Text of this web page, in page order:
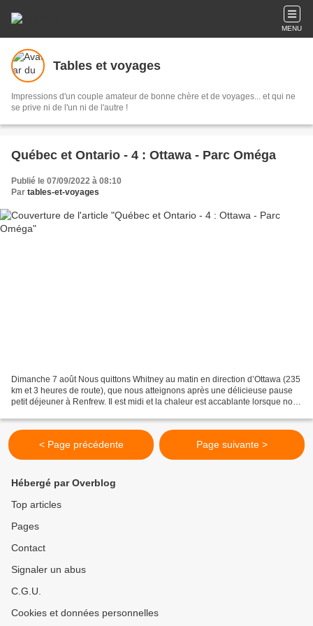
MENU
Tables et voyages
Impressions d'un couple amateur de bonne chère et de voyages... et qui ne
se prive ni de l'un ni de l'autre !
Québec et Ontario - 4 : Ottawa - Parc Oméga
Publié le 07/09/2022 à 08:10
Par tables-et-voyages
Dimanche 7 août Nous quittons Whitney au matin en direction d’Ottawa (235
km et 3 heures de route), que nous atteignons après une délicieuse pause
petit déjeuner à Renfrew. Il est midi et la chaleur est accablante lorsque nous
< Page précédente Page suivante >
Hébergé par Overblog
Top articles
Pages
Contact
Signaler un abus
C.G.U.
Cookies et données personnelles